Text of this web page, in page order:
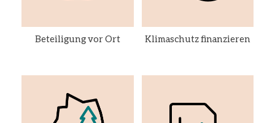
Beteiligung vor Ort Klimaschutz finanzieren